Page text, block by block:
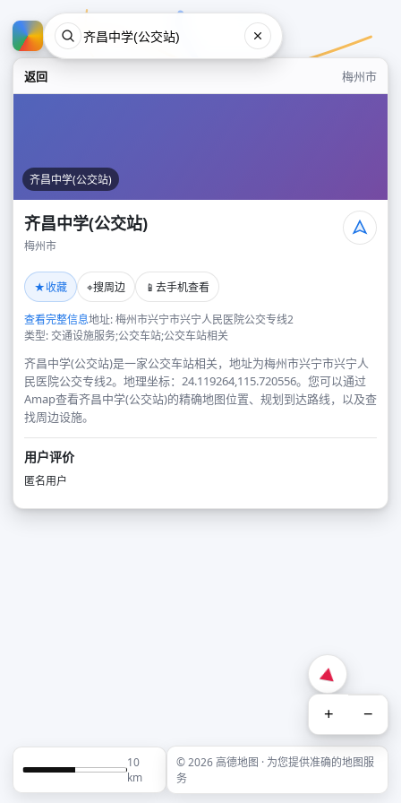
返回 梅州市
齐昌中学(公交站)
齐昌中学(公交站)
梅州市
★收藏 ⌖搜周边 📱 去手机查看
查看完整信息地址: 梅州市兴宁市兴宁人民医院公交专线2
类型: 交通设施服务;公交车站;公交车站相关
齐昌中学(公交站)是一家公交车站相关，地址为梅州市兴宁市兴宁人
民医院公交专线2。地理坐标：24.119264,115.720556。您可以通过
Amap查看齐昌中学(公交站)的精确地图位置、规划到达路线，以及查
找周边设施。
用户评价
匿名用户
+ −
10
km
© 2026 高德地图 · 为您提供准确的地图服
务